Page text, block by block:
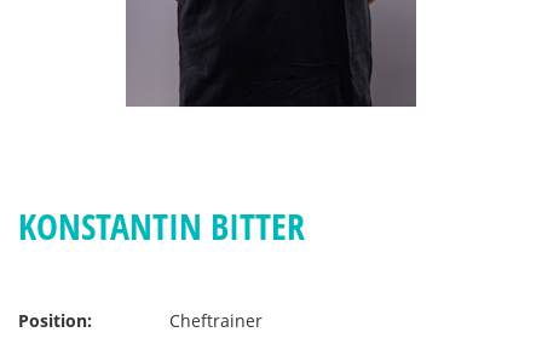
KONSTANTIN BITTER
Position: Cheftrainer